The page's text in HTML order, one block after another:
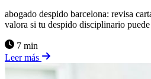
abogado despido barcelona: revisa
valora si tu despido disciplinario
7 min
Leer más